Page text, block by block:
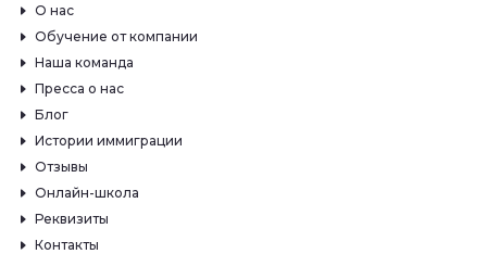
О нас
Обучение от компании
Наша команда
Пресса о нас
Блог
Истории иммиграции
Отзывы
Онлайн-школа
Реквизиты
Контакты